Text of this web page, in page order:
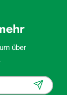
über